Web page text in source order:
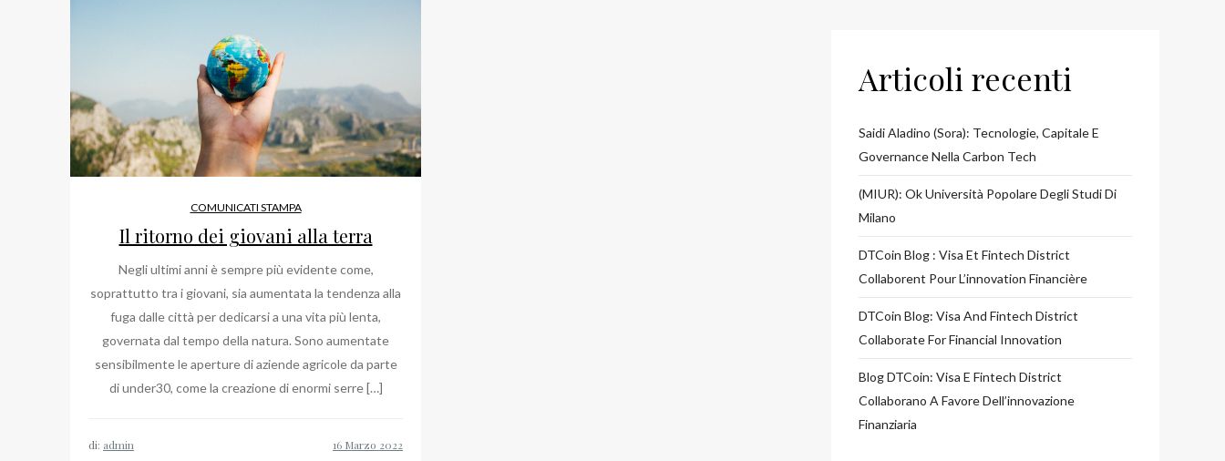
COMUNICATI STAMPA
Il ritorno dei giovani alla terra
Negli ultimi anni è sempre più evidente come,
soprattutto tra i giovani, sia aumentata la tendenza alla
fuga dalle città per dedicarsi a una vita più lenta,
governata dal tempo della natura. Sono aumentate
sensibilmente le aperture di aziende agricole da parte
di under30, come la creazione di enormi serre […]
di: admin
Articoli recenti
Saidi Aladino (Sora): Tecnologie, Capitale E
Governance Nella Carbon Tech
(MIUR): Ok Università Popolare Degli Studi Di
Milano
DTCoin Blog : Visa Et Fintech District
Collaborent Pour L’innovation Financière
DTCoin Blog: Visa And Fintech District
Collaborate For Financial Innovation
Blog DTCoin: Visa E Fintech District
Collaborano A Favore Dell’innovazione
Finanziaria